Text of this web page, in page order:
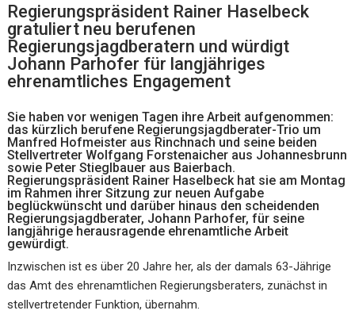
Regierungspräsident Rainer Haselbeck
gratuliert neu berufenen
Regierungsjagdberatern und würdigt
Johann Parhofer für langjähriges
ehrenamtliches Engagement
Sie haben vor wenigen Tagen ihre Arbeit aufgenommen:
das kürzlich berufene Regierungsjagdberater-Trio um
Manfred Hofmeister aus Rinchnach und seine beiden
Stellvertreter Wolfgang Forstenaicher aus Johannesbrunn
sowie Peter Stieglbauer aus Baierbach.
Regierungspräsident Rainer Haselbeck hat sie am Montag
im Rahmen ihrer Sitzung zur neuen Aufgabe
beglückwünscht und darüber hinaus den scheidenden
Regierungsjagdberater, Johann Parhofer, für seine
langjährige herausragende ehrenamtliche Arbeit
gewürdigt.
Inzwischen ist es über 20 Jahre her, als der damals 63-Jährige
das Amt des ehrenamtlichen Regierungsberaters, zunächst in
stellvertretender Funktion, übernahm.